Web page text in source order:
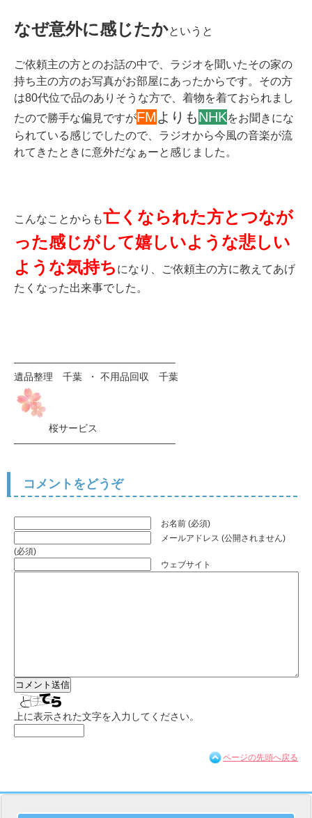
なぜ意外に感じたかというと
ご依頼主の方とのお話の中で、ラジオを聞いたその家の
持ち主の方のお写真がお部屋にあったからです。その方
は80代位で品のありそうな方で、 着物を着ておられまし
たので勝手な偏見ですがFM よりもNHKをお聞きにな
られている感じでしたので、ラジオから今風の音楽が流
れてきたときに意外だなぁーと感じました。
こんなことからも亡くなられた方とつなが
った感じがして嬉しいような悲しい
ような気持ち になり、ご依頼主の方に教えてあげ
たくなった出来事でした。
————————————————–
遺品整理 千葉 ・ 不用品回収 千葉
桜サービス
————————————————–
コメントをどうぞ
お名前 (必須)
メールアドレス (公開されません)
(必須)
ウェブサイト
上に表示された文字を入力してください。
ページの先頭へ戻る